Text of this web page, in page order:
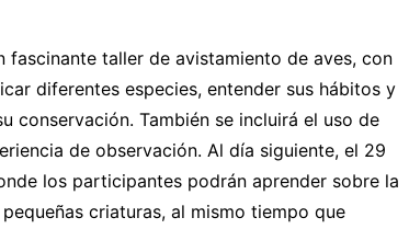
fascinante taller de avistamiento de aves, con
diferentes especies, entender sus hábitos y
conservación. También se incluirá el uso de
de observación. Al día siguiente, el 29
los participantes podrán aprender sobre la
criaturas, al mismo tiempo que